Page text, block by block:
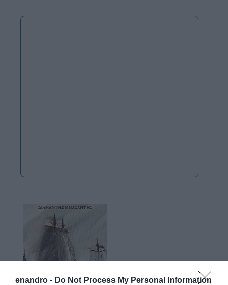
enandro - Do Not Process My Personal Information